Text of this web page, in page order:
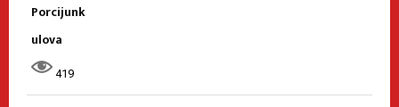
Porcijunk
ulova
419